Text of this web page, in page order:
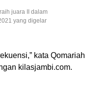
juara II dalam
yang digelar
kata Qomariah
kilasjambi.com.